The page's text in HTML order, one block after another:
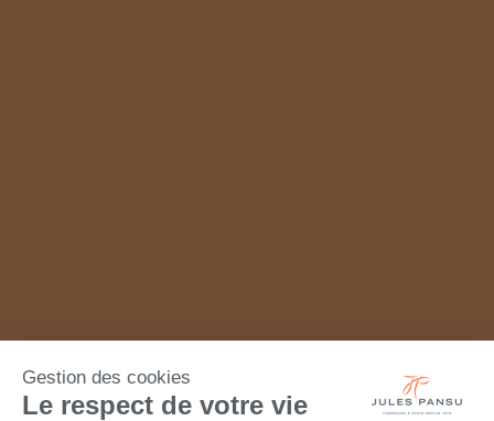
Gestion des cookies
Le respect de votre vie